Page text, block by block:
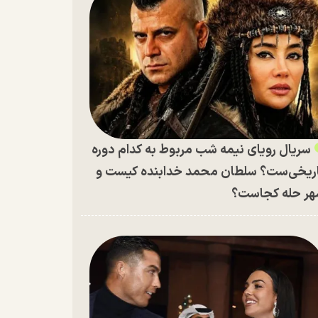
سریال رویای نیمه شب مربوط به کدام دوره
سلطان محمد خدابنده کیست و
حله کجاست؟